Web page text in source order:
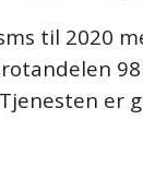
til 2020
Tjenesten er